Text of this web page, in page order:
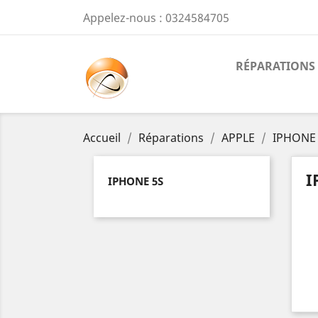
Appelez-nous : 0324584705
RÉPARATIONS
Accueil Réparations APPLE IPHONE
IPHONE 5S